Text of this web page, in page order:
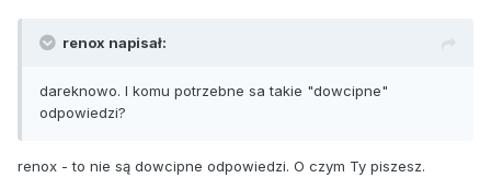
renox napisał:
dareknowo. I komu potrzebne sa takie "dowcipne"
odpowiedzi?
renox - to nie są dowcipne odpowiedzi. O czym Ty piszesz.